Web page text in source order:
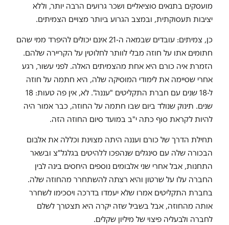
מועסקים בתנאים סוציאליים ושכר גרועים הרבה יותר, וללא
יציבות תעסוקתית, ובמצב הגרוע ביותר מצויים הצמיתים.
כן, צמיתים: עובדים שבמאה ה-21 אינם יכולים להיפרד ממי שהם
חתומים אתו על חוזה מבלי לוותר לחלוטין על הקריירה שלהם.
הזמרת איה כורם היא אחת מהצמיתים האלה. לפני עשור, רגע
אחרי שסיימה את לימודי המוסיקה שלה, היא חתמה על חוזה
ל-18 שנים עם חברת התקליטים "עננה". לא, אין פה טעות: 18
שנים. תינוק שנולד ביום שבו חתמה על החוזה, כבר אמור היה
להיות לקראת סוף כתה י"ב במועד סיום החוזה הזה.
תחילת הדרך של כורם ועננה היתה מצוינת וכללה את אלבום
הבכורה שלה עם סינגלים שנהפכו ללהיטים בגלגל"צ ובשאר
התחנות, אבל אחרי שני אלבומים נוספים היחסים בינה לבין
החברה עלו על שרטון והיא רצתה להשתחרר מהחוזה שלה.
בחברת התקליטים אמרו שלא יעמדו בדרכה ויסכימו לשחרר
אותה מהחוזה, אבל בשביל שזה יקרה היא תצטרך לשלם
לחברה ולבעליה פיצוי של מיליון שקלים.